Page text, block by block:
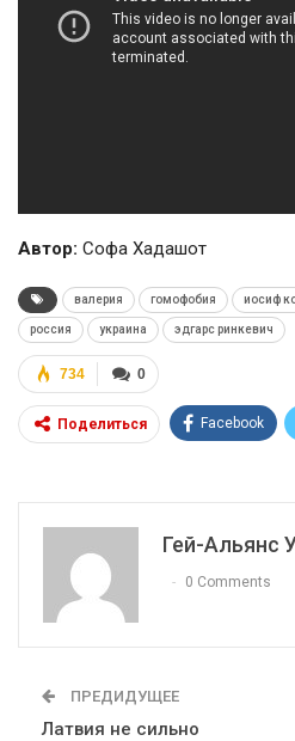
Автор: Софа Хадашот
валерия гомофобия иосиф
россия украина эдгарс ринкевич
0
734
Поделиться Facebook
Гей-Альянс
0 Comments
ПРЕДИДУЩЕЕ
Латвия не сильно